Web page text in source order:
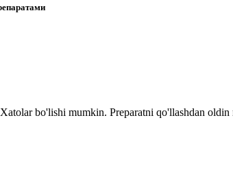
bo'lishi mumkin. Preparatni qo'llashdan